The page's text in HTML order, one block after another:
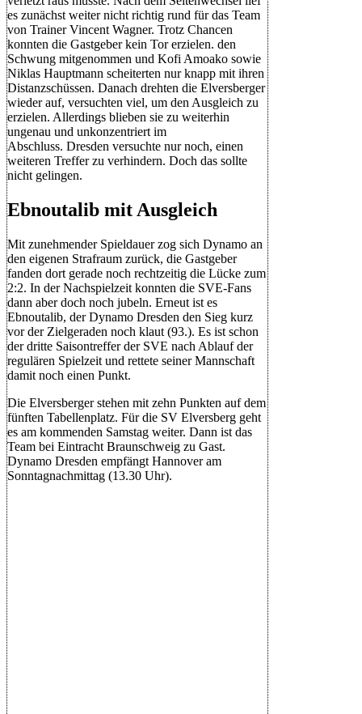
es zunächst weiter nicht richtig rund für das Team
von Trainer Vincent Wagner. Trotz Chancen
konnten die Gastgeber kein Tor erzielen. den
Schwung mitgenommen und Kofi Amoako sowie
Niklas Hauptmann scheiterten nur knapp mit ihren
Distanzschüssen. Danach drehten die Elversberger
wieder auf, versuchten viel, um den Ausgleich zu
erzielen. Allerdings blieben sie zu weiterhin
ungenau und unkonzentriert im
Abschluss. Dresden versuchte nur noch, einen
weiteren Treffer zu verhindern. Doch das sollte
nicht gelingen.
Ebnoutalib mit Ausgleich
Mit zunehmender Spieldauer zog sich Dynamo an
den eigenen Strafraum zurück, die Gastgeber
fanden dort gerade noch rechtzeitig die Lücke zum
2:2. In der Nachspielzeit konnten die SVE-Fans
dann aber doch noch jubeln. Erneut ist es
Ebnoutalib, der Dynamo Dresden den Sieg kurz
vor der Zielgeraden noch klaut (93.). Es ist schon
der dritte Saisontreffer der SVE nach Ablauf der
regulären Spielzeit und rettete seiner Mannschaft
damit noch einen Punkt.
Die Elversberger stehen mit zehn Punkten auf dem
fünften Tabellenplatz. Für die SV Elversberg geht
es am kommenden Samstag weiter. Dann ist das
Team bei Eintracht Braunschweig zu Gast.
Dynamo Dresden empfängt Hannover am
Sonntagnachmittag (13.30 Uhr).